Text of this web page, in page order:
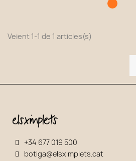
Veient 1-1 de 1 articles(s)
+34 677 019 500
botiga@elsximplets.cat